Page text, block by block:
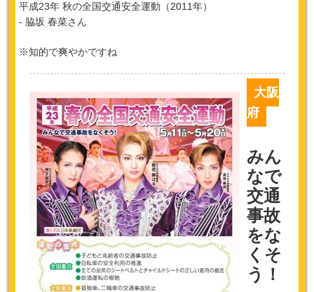
平成23年 秋の全国交通安全運動（2011年）
- 脇坂 春菜さん
※知的で爽やかですね
大阪
府
みん
なで
交通
事故
をな
くそ
う！